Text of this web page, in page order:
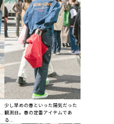
少し早めの春といった陽気だった
観測日。春の定番アイテムであ
る...